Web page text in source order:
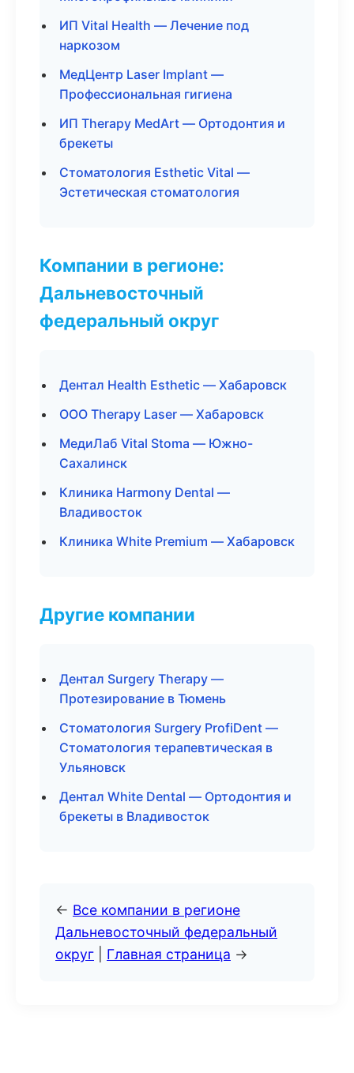
ИП Vital Health — Лечение под
наркозом
МедЦентр Laser Implant —
Профессиональная гигиена
ИП Therapy MedArt — Ортодонтия и
брекеты
Стоматология Esthetic Vital —
Эстетическая стоматология
Компании в регионе:
Дальневосточный
федеральный округ
Дентал Health Esthetic — Хабаровск
ООО Therapy Laser — Хабаровск
МедиЛаб Vital Stoma — Южно-
Сахалинск
Клиника Harmony Dental —
Владивосток
Клиника White Premium — Хабаровск
Другие компании
Дентал Surgery Therapy —
Протезирование в Тюмень
Стоматология Surgery ProfiDent —
Стоматология терапевтическая в
Ульяновск
Дентал White Dental — Ортодонтия и
брекеты в Владивосток
← Все компании в регионе
Дальневосточный федеральный
округ
Главная страница →